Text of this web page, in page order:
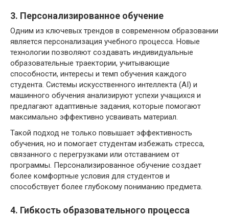
3. Персонализированное обучение
Одним из ключевых трендов в современном образовании
является персонализация учебного процесса. Новые
технологии позволяют создавать индивидуальные
образовательные траектории, учитывающие
способности, интересы и темп обучения каждого
студента. Системы искусственного интеллекта (AI) и
машинного обучения анализируют успехи учащихся и
предлагают адаптивные задания, которые помогают
максимально эффективно усваивать материал.
Такой подход не только повышает эффективность
обучения, но и помогает студентам избежать стресса,
связанного с перегрузками или отставанием от
программы. Персонализированное обучение создает
более комфортные условия для студентов и
способствует более глубокому пониманию предмета.
4. Гибкость образовательного процесса